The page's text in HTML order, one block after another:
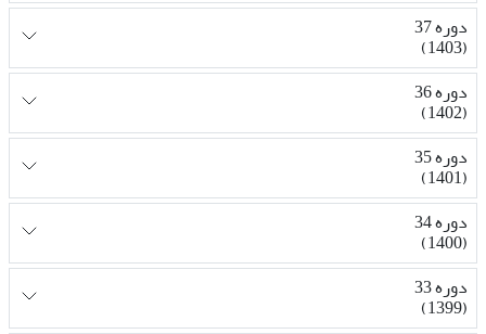
دوره 37
(1403)
دوره 36
(1402)
دوره 35
(1401)
دوره 34
(1400)
دوره 33
(1399)